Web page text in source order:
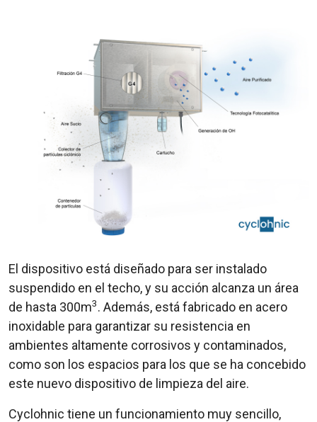
El dispositivo está diseñado para ser instalado
suspendido en el techo, y su acción alcanza un área
de hasta 300m3. Además, está fabricado en acero
inoxidable para garantizar su resistencia en
ambientes altamente corrosivos y contaminados,
como son los espacios para los que se ha concebido
este nuevo dispositivo de limpieza del aire.
Cyclohnic tiene un funcionamiento muy sencillo,